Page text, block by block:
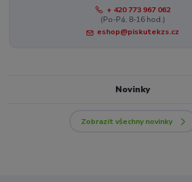
+ 420 773 967 062
(Po-Pá, 8-16 hod.)
eshop@piskutekzs.cz
Novinky
Zobrazit všechny novinky